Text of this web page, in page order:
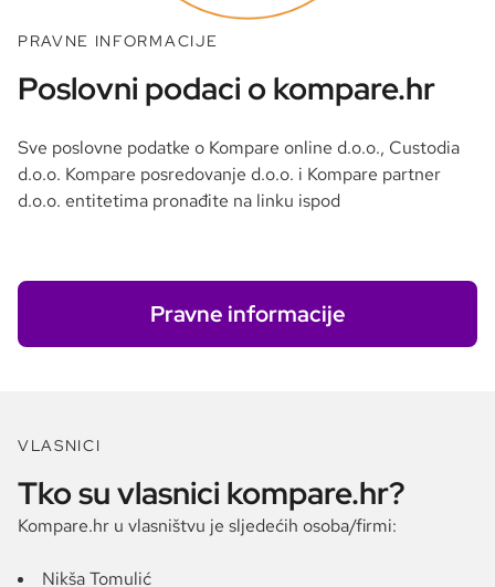
PRAVNE INFORMACIJE
Poslovni podaci o kompare.hr
Sve poslovne podatke o Kompare online d.o.o., Custodia
d.o.o. Kompare posredovanje d.o.o. i Kompare partner
d.o.o. entitetima pronađite na linku ispod
Pravne informacije
VLASNICI
Tko su vlasnici kompare.hr?
Kompare.hr u vlasništvu je sljedećih osoba/firmi:
Nikša Tomulić